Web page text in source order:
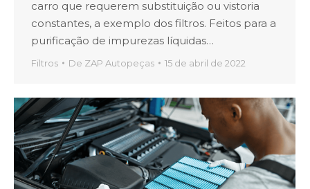
carro que requerem substituição ou vistoria
constantes, a exemplo dos filtros. Feitos para a
purificação de impurezas líquidas…
Filtros De ZAP Autopeças 15 de abril de 2022